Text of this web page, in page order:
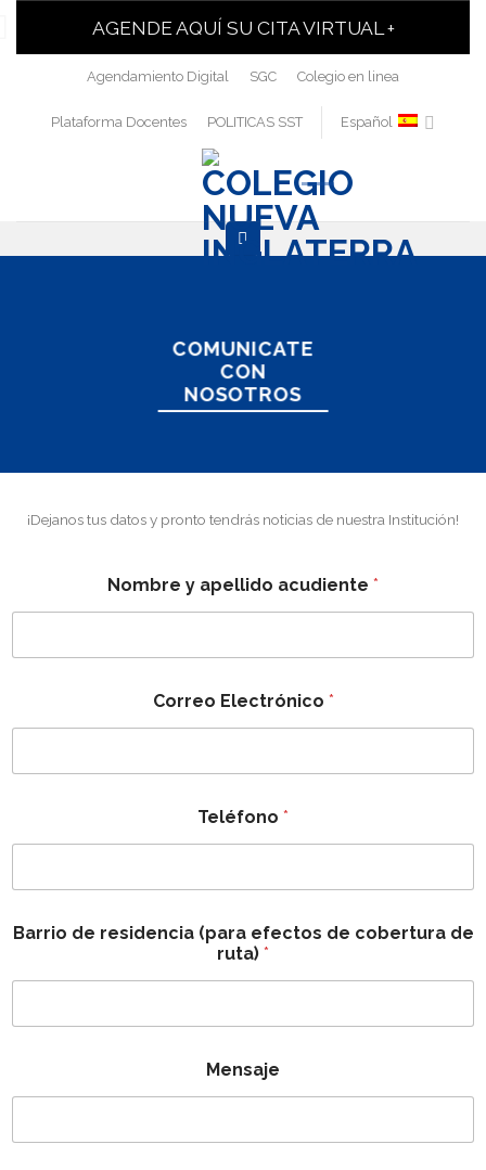
AGENDE AQUÍ SU CITA VIRTUAL +
Agendamiento Digital SGC Colegio en linea
Plataforma Docentes POLITICAS SST Español
COMUNICATE
CON
NOSOTROS
¡Dejanos tus datos y pronto tendrás noticias de nuestra Institución!
Nombre y apellido acudiente *
Correo Electrónico *
Teléfono *
Barrio de residencia (para efectos de cobertura de
ruta) *
Mensaje